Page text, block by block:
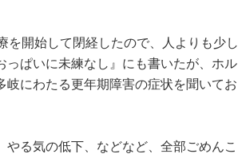
を開始して閉経したので、人よりも少し
ぱいに未練なし』にも書いたが、ホル
にわたる更年期障害の症状を聞いてお
る気の低下、などなど、全部ごめんこ